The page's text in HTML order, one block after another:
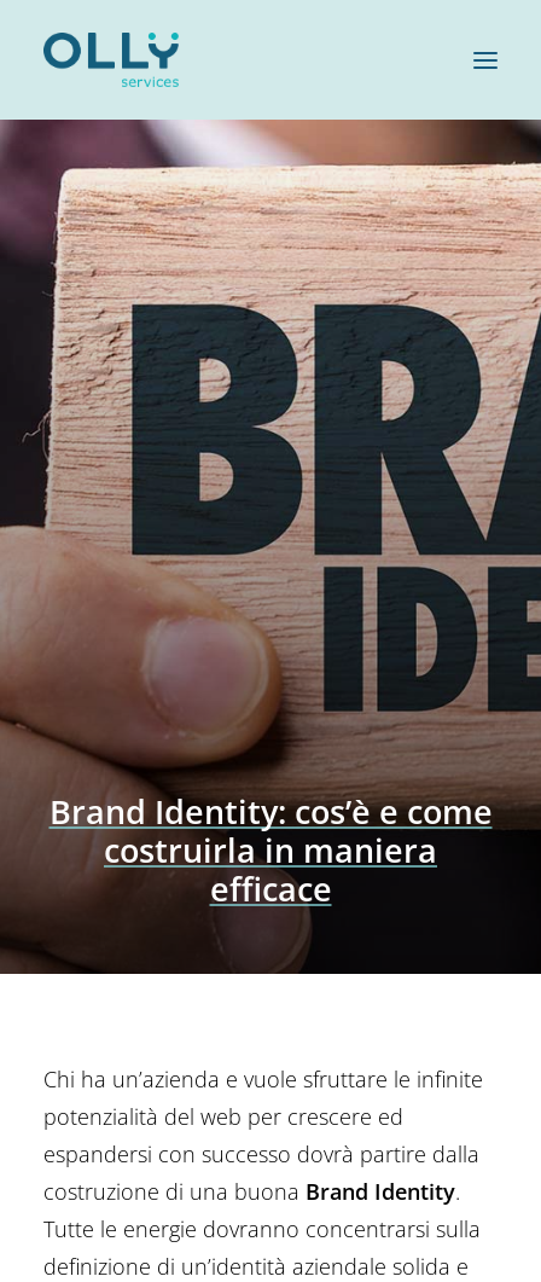
HOME
AZIENDA
SERVIZI
SOSTENIBILITÀ
OLLY FAMILY
LAVORA CON NOI
MAGAZINE
CONTATTI
Brand Identity: cos’è e come
costruirla in maniera
efficace
Chi ha un’azienda e vuole sfruttare le infinite
potenzialità del web per crescere ed
espandersi con successo dovrà partire dalla
costruzione di una buona Brand Identity.
Tutte le energie dovranno concentrarsi sulla
definizione di un’identità aziendale solida e